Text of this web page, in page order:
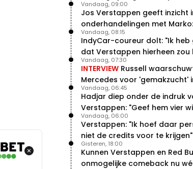
Jos Verstappen geeft inzicht
onderhandelingen met
was ik erg door verrast"
Vandaag, 09:00
IndyCar-coureur dolt: "Ik heb
dat Verstappen hierheen zou
Vandaag, 08:15
INTERVIEW Russell
Mercedes voor 'gemakzucht'
met concurrentie
Vandaag, 07:30
Hadjar diep onder de indruk
Verstappen: "Geef hem vier
levert"
Vandaag, 06:45
Verstappen: "Ik hoef daar
niet de credits voor te krijgen"
Vandaag, 06:00
Kunnen Verstappen en Red
onmogelijke comeback nu
Gisteren, 18:00